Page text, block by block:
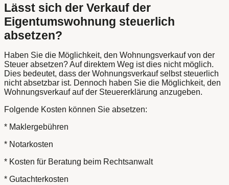
Lässt sich der Verkauf der
Eigentumswohnung steuerlich
absetzen?
Haben Sie die Möglichkeit, den Wohnungsverkauf von der
Steuer absetzen? Auf direktem Weg ist dies nicht möglich.
Dies bedeutet, dass der Wohnungsverkauf selbst steuerlich
nicht absetzbar ist. Dennoch haben Sie die Möglichkeit, den
Wohnungsverkauf auf der Steuererklärung anzugeben.
Folgende Kosten können Sie absetzen:
* Maklergebühren
* Notarkosten
* Kosten für Beratung beim Rechtsanwalt
* Gutachterkosten